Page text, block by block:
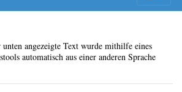
unten angezeigte Text wurde mithilfe eines
automatisch aus einer anderen Sprache